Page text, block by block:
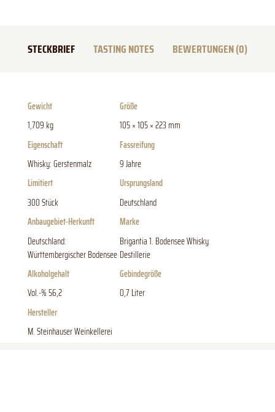
STECKBRIEF TASTING NOTES BEWERTUNGEN (0)
Gewicht
1,709 kg
Größe
105 × 105 × 223 mm
Eigenschaft
Whisky: Gerstenmalz
Fassreifung
9 Jahre
Limitiert
300 Stück
Ursprungsland
Deutschland
Anbaugebiet-Herkunft
Deutschland:
Württembergischer Bodensee
Marke
Brigantia 1. Bodensee Whisky
Destillerie
Alkoholgehalt
Vol.-% 56,2
Gebindegröße
0,7 Liter
Hersteller
M. Steinhauser Weinkellerei